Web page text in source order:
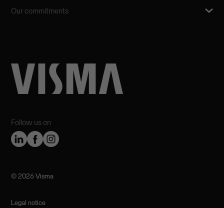
Follow us on
Our commitments
©️ 2026 Visma
Legal notice